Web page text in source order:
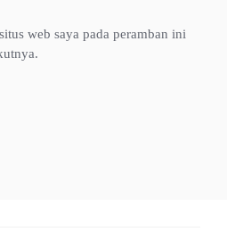
web saya pada peramban ini